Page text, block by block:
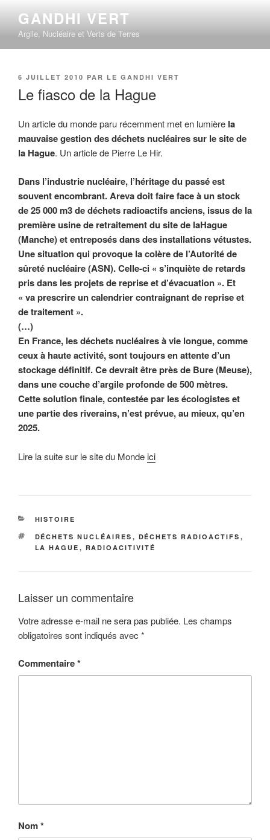
contenu
principal
GANDHI VERT
Argile, Nucléaire et Verts de Terres
PUBLIÉ
6 JUILLET 2010 PAR LE GANDHI VERT
Le fiasco de la Hague
Un article du monde paru récemment met en lumière la
mauvaise gestion des déchets nucléaires sur le site de
la Hague. Un article de Pierre Le Hir.
Dans l’industrie nucléaire, l’héritage du passé est
souvent encombrant. Areva doit faire face à un stock
de 25 000 m3 de déchets radioactifs anciens, issus de la
première usine de retraitement du site de laHague
(Manche) et entreposés dans des installations vétustes.
Une situation qui provoque la colère de l’Autorité de
sûreté nucléaire (ASN). Celle-ci « s’inquiète de retards
pris dans les projets de reprise et d’évacuation ». Et
« va prescrire un calendrier contraignant de reprise et
de traitement ».
(…)
En France, les déchets nucléaires à vie longue, comme
ceux à haute activité, sont toujours en attente d’un
stockage définitif. Ce devrait être près de Bure (Meuse),
dans une couche d’argile profonde de 500 mètres.
Cette solution finale, contestée par les écologistes et
une partie des riverains, n’est prévue, au mieux, qu’en
2025.
Lire la suite sur le site du Mondeici
CATÉGORIES
HISTOIRE
ÉTIQUETTES
DÉCHETS NUCLÉAIRES , DÉCHETS RADIOACTIFS ,
LA HAGUE , RADIOACITIVITÉ
Laisser un commentaire
Votre adresse e-mail ne sera pas publiée. Les champs
obligatoires sont indiqués avec *
Commentaire*
Nom*